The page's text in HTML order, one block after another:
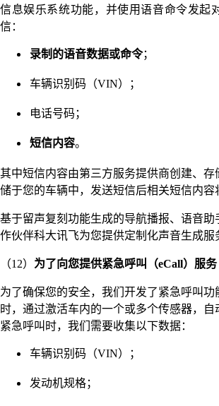
信息娱乐系统功能，并使用语音命令发起
信：
录制的语音数据或命令；
车辆识别码（VIN）；
电话号码；
短信内容。
其中短信内容由第三方服务提供商创建、存
储于您的车辆中，发送短信后相关短信内容
基于留声复刻功能生成的导航播报、语音助
作伙伴科大讯飞为您提供定制化声音生成服
（12） 为了向您提供紧急呼叫（eCall）服务
为了确保您的安全，我们开发了紧急呼叫
时，通过激活车内的一个或多个传感器，自
紧急呼叫时，我们需要收集以下数据：
车辆识别码（VIN）；
发动机规格；